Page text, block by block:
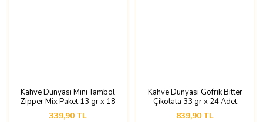
Kahve Dünyası Mini Tambol
Zipper Mix Paket 13 gr x 18
Adet
339,90 TL
Kahve Dünyası Gofrik Bitter
Çikolata 33 gr x 24 Adet
839,90 TL